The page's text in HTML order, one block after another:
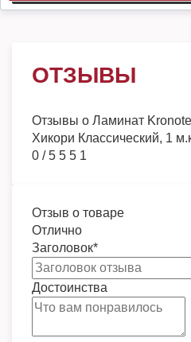
ОТЗЫВЫ
Отзывы о Ламинат
Хикори Классический, 1
0 /5 5 5 1
Отзыв о товаре
Отлично
Заголовок*
Достоинства